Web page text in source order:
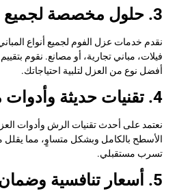
3. حلول مخصصة لجميع أنواع المباني
نقدم خدمات عزل الفوم لجميع أنواع
فيلات، مباني تجارية، أو مصانع. نقوم
أفضل نوع من العزل لتلبية احتياجاتك.
4. تقنيات حديثة وأدوات متطورة
نعتمد على أحدث تقنيات الرش وأدوات
الأسطح بالكامل وبشكل متساوٍ، مما
تسرب مستقبلي.
5. أسعار تنافسية وضمان جودة